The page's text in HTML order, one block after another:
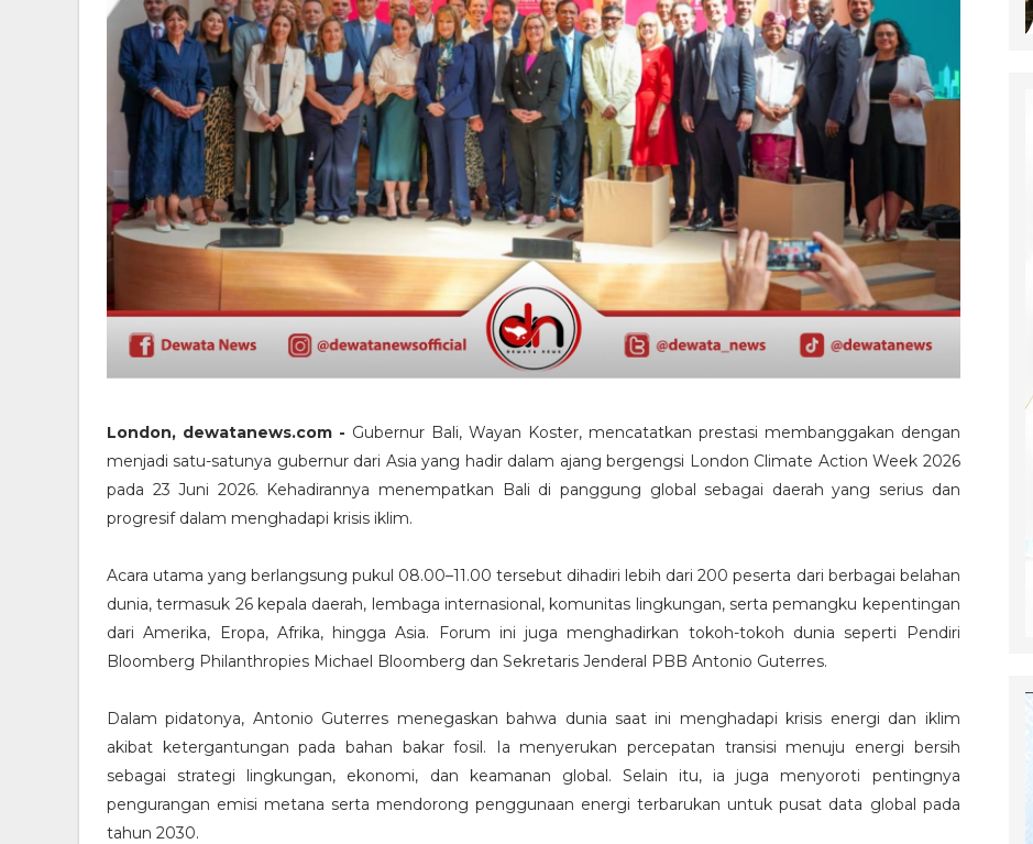
London, dewatanews.com - Gubernur Bali, Wayan Koster, mencatatkan prestasi membanggakan dengan
menjadi satu-satunya gubernur dari Asia yang hadir dalam ajang bergengsi London Climate Action Week 2026
pada 23 Juni 2026. Kehadirannya menempatkan Bali di panggung global sebagai daerah yang serius dan
progresif dalam menghadapi krisis iklim.
Acara utama yang berlangsung pukul 08.00–11.00 tersebut dihadiri lebih dari 200 peserta dari berbagai belahan
dunia, termasuk 26 kepala daerah, lembaga internasional, komunitas lingkungan, serta pemangku kepentingan
dari Amerika, Eropa, Afrika, hingga Asia. Forum ini juga menghadirkan tokoh-tokoh dunia seperti Pendiri
Bloomberg Philanthropies Michael Bloomberg dan Sekretaris Jenderal PBB Antonio Guterres.
Dalam pidatonya, Antonio Guterres menegaskan bahwa dunia saat ini menghadapi krisis energi dan iklim
akibat ketergantungan pada bahan bakar fosil. Ia menyerukan percepatan transisi menuju energi bersih
sebagai strategi lingkungan, ekonomi, dan keamanan global. Selain itu, ia juga menyoroti pentingnya
pengurangan emisi metana serta mendorong penggunaan energi terbarukan untuk pusat data global pada
tahun 2030.